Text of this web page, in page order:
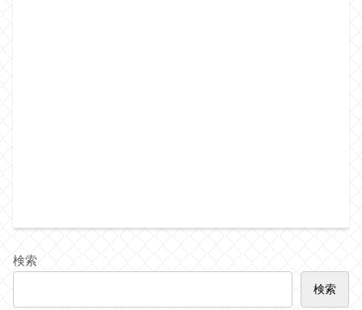
検索
検索